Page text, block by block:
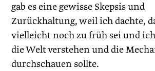
gab es eine gewisse Skepsis und
Zurückhaltung, weil ich dachte,
vielleicht noch zu früh sei und
die Welt verstehen und die
durchschauen sollte.